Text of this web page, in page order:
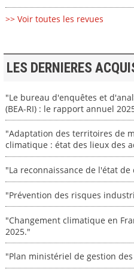
>> Voir toutes les revues
LES DERNIERES
"Le bureau d'enquêtes et
(BEA-RI) : le rapport annuel
"Adaptation des territoires de
climatique : état des lieux des
"La reconnaissance de l'état
"Prévention des risques
"Changement climatique en
2025."
"Plan ministériel de gestion